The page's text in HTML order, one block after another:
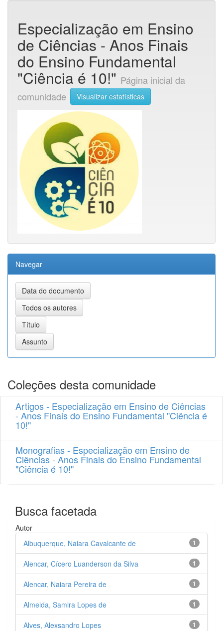
Especialização em Ensino
de Ciências - Anos Finais
do Ensino Fundamental
"Ciência é 10!" Página inicial da
comunidade
Visualizar estatísticas
Navegar
Coleções desta comunidade
Artigos - Especialização em Ensino de Ciências
- Anos Finais do Ensino Fundamental "Ciência é
10!"
Monografias - Especialização em Ensino de
Ciências - Anos Finais do Ensino Fundamental
"Ciência é 10!"
Busca facetada
Autor
1
Albuquerque, Naiara Cavalcante de
1
Alencar, Cícero Luanderson da Silva
1
Alencar, Naiara Pereira de
1
Almeida, Samira Lopes de
1
Alves, Alexsandro Lopes